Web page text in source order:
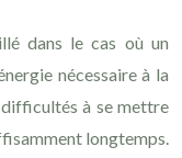
dans le cas où un
nécessaire à la
difficultés à se mettre
longtemps.